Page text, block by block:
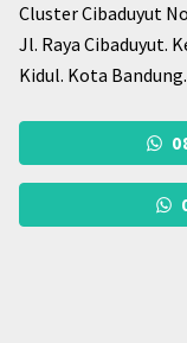
Cluster Cibaduyut
Jl. Raya Cibaduyut.
Kidul. Kota Bandung.